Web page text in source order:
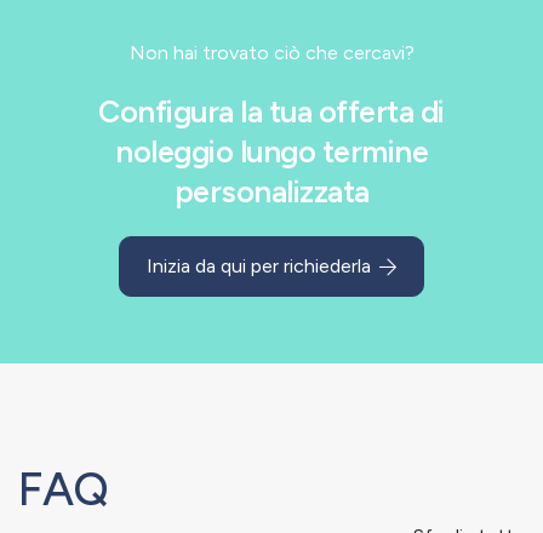
Non hai trovato ciò che cercavi?
Configura la tua offerta di
noleggio lungo termine
personalizzata
Inizia da qui per richiederla
FAQ